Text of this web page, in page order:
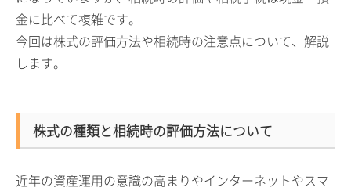
金に比べて複雑です。
今回は株式の評価方法や相続時の注意点について、解説
します。
株式の種類と相続時の評価方法について
近年の資産運用の意識の高まりやインターネットやスマ